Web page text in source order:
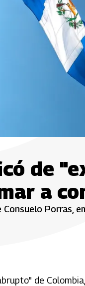
de
a
Porras,
de